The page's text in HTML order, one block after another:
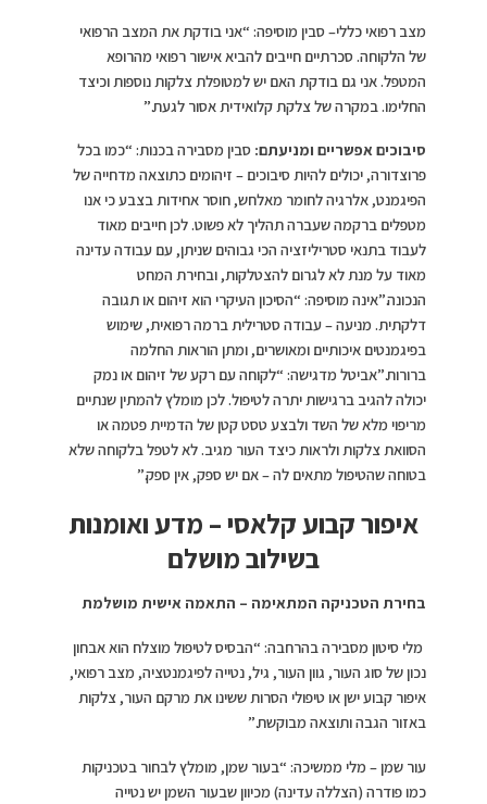
מצב רפואי כללי– סבין מוסיפה: “אני בודקת את המצב הרפואי
של הלקוחה. סכרתיים חייבים להביא אישור רפואי מהרופא
המטפל. אני גם בודקת האם יש למטופלת צלקות נוספות וכיצד
החלימו. במקרה של צלקת קלואידית אסור לגעת.”
סיבוכים אפשריים ומניעתם:סבין מסבירה בכנות: “כמו בכל
פרוצדורה, יכולים להיות סיבוכים – זיהומים כתוצאה מדחייה של
הפיגמנט, אלרגיה לחומר מאלחש, חוסר אחידות בצבע כי אנו
מטפלים ברקמה שעברה תהליך לא פשוט. לכן חייבים מאוד
לעבוד בתנאי סטריליזציה הכי גבוהים שניתן, עם עבודה עדינה
מאוד על מנת לא לגרום להצטלקות, ובחירת המחט
הנכונה.”אינה מוסיפה: “הסיכון העיקרי הוא זיהום או תגובה
דלקתית. מניעה – עבודה סטרילית ברמה רפואית, שימוש
בפיגמנטים איכותיים ומאושרים, ומתן הוראות החלמה
ברורות.”אביטל מדגישה: “לקוחה עם רקע של זיהום או נמק
יכולה להגיב ברגישות יתרה לטיפול. לכן מומלץ להמתין שנתיים
מריפוי מלא של השד ולבצע טסט קטן של הדמיית פטמה או
הסוואת צלקות ולראות כיצד העור מגיב. לא לטפל בלקוחה שלא
בטוחה שהטיפול מתאים לה – אם יש ספק, אין ספק.”
איפור קבוע קלאסי – מדע ואומנות
בשילוב מושלם
בחירת הטכניקה המתאימה – התאמה אישית מושלמת
מלי סיטון מסבירה בהרחבה: “הבסיס לטיפול מוצלח הוא אבחון
נכון של סוג העור, גוון העור, גיל, נטייה לפיגמנטציה, מצב רפואי,
איפור קבוע ישן או טיפולי הסרות ששינו את מרקם העור, צלקות
באזור הגבה ותוצאה מבוקשת.”
עור שמן – מלי ממשיכה: “בעור שמן, מומלץ לבחור בטכניקות
כמו פודרה (הצללה עדינה) מכיוון שבעור השמן יש נטייה